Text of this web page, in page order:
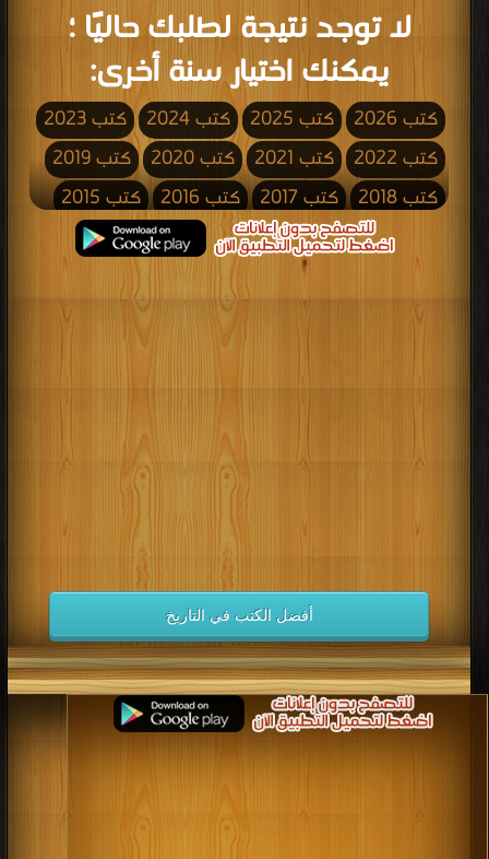
لا توجد نتيجة لطلبك حاليًا ؛
يمكنك اختيار سنة أخرى:
كتب 2026 كتب 2025 كتب 2024
كتب 2023
كتب 2022
كتب 2021 كتب 2020
كتب 2019
كتب 2018
كتب 2017 كتب 2016
كتب 2015
كتب 2013 كتب 2012
كتب 2011
كتب 2009 كتب 2008
كتب 2006
كتب 2005 كتب 2004
كتب 2003
كتب 2000
كتب 1992
كتب 1991
كتب 1990
كتب 1989 كتب 1988
كتب 1987
كتب 1984
كتب 1983
كتب 1980
كتب 1979
كتب 1978
كتب 1977 كتب 1976
كتب 1975
كتب 1974
كتب 1973 كتب 1972
كتب 1971
كتب 1970
كتب 1969 كتب 1968
كتب 1967
كتب 1966
كتب 1965 كتب 1964
كتب 1963
كتب 1962
كتب 1961 كتب 1960
كتب 1959
كتب 1957
كتب 1952
كتب 1951
أفضل الكتب في التاريخ